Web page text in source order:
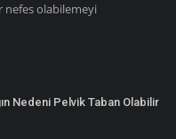
nefes olabilemeyi
Nedeni Pelvik Taban Olabilir